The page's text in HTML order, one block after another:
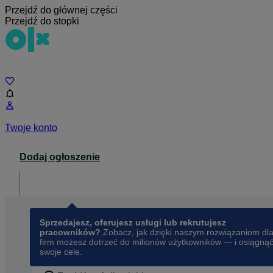
Przejdź do głównej części
Przejdź do stopki
Twoje konto
Dodaj ogłoszenie
Sprzedajesz, oferujesz usługi lub rekrutujesz
pracowników? Zobacz, jak dzięki naszym rozwiązaniom dla
firm możesz dotrzeć do milionów użytkowników — i osiągnąć
swoje cele.